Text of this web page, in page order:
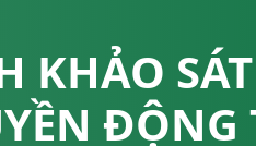
KHẢO
ĐỘNG